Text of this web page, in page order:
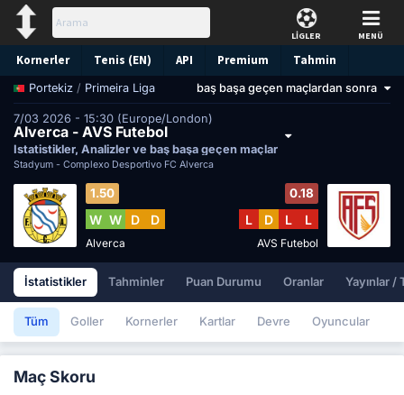
LİGLER MENÜ
Kornerler Tenis (EN) API Premium Tahmin
Portekiz / Primeira Liga baş başa geçen maçlardan sonra
7/03 2026 - 15:30 (Europe/London)
Alverca - AVS Futebol
İstatistikler, Analizler ve baş başa geçen maçlar
Stadyum - Complexo Desportivo FC Alverca
1.50
W W D D
Alverca
0.18
L D L L
AVS Futebol
İstatistikler Tahminler Puan Durumu Oranlar Yayınlar /
Tüm Goller Kornerler Kartlar Devre Oyuncular
Maç Skoru